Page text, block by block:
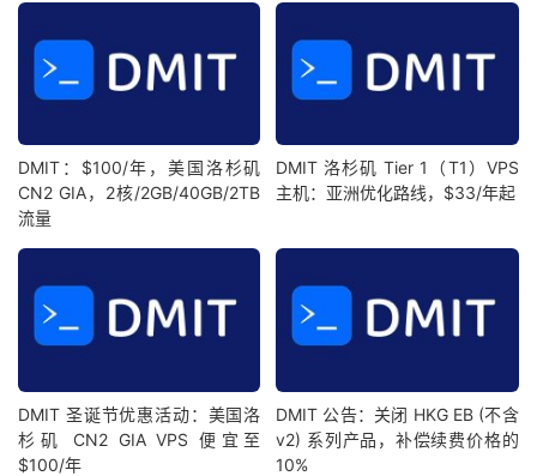
DMIT：$100/年，美国洛杉矶
CN2 GIA，2核/2GB/40GB/2TB
流量
DMIT 洛杉矶 Tier 1（T1）VPS
主机：亚洲优化路线，$33/年起
DMIT 圣诞节优惠活动：美国洛
杉矶 CN2 GIA VPS 便宜至
$100/年
DMIT 公告：关闭 HKG EB (不含
v2) 系列产品，补偿续费价格的
10%